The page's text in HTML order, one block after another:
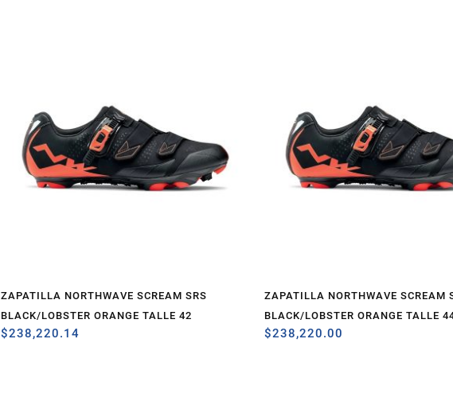
ZAPATILLA NORTHWAVE SCREAM SRS
BLACK/LOBSTER ORANGE TALLE 42
$238,220.14
ZAPATILLA NORTHWAVE SCREAM
BLACK/LOBSTER ORANGE TALLE
$238,220.00